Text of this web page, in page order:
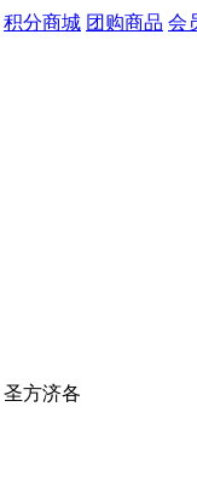
积分商城 团购商品 会
圣方济各